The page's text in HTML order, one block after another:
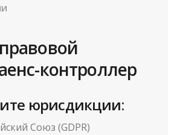
контроллер
юрисдикции:
Союз (GDPR)